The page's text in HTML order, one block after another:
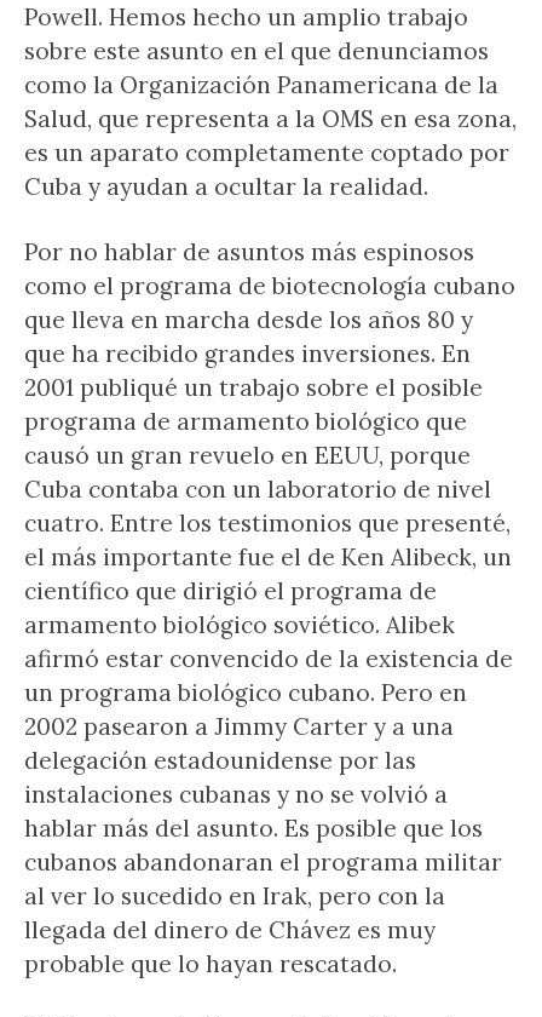
Powell. Hemos hecho un amplio trabajo
sobre este asunto en el que denunciamos
como la Organización Panamericana de la
Salud, que representa a la OMS en esa zona,
es un aparato completamente coptado por
Cuba y ayudan a ocultar la realidad.
Por no hablar de asuntos más espinosos
como el programa de biotecnología cubano
que lleva en marcha desde los años 80 y
que ha recibido grandes inversiones. En
2001 publiqué un trabajo sobre el posible
programa de armamento biológico que
causó un gran revuelo en EEUU, porque
Cuba contaba con un laboratorio de nivel
cuatro. Entre los testimonios que presenté,
el más importante fue el de Ken Alibeck, un
científico que dirigió el programa de
armamento biológico soviético. Alibek
afirmó estar convencido de la existencia de
un programa biológico cubano. Pero en
2002 pasearon a Jimmy Carter y a una
delegación estadounidense por las
instalaciones cubanas y no se volvió a
hablar más del asunto. Es posible que los
cubanos abandonaran el programa militar
al ver lo sucedido en Irak, pero con la
llegada del dinero de Chávez es muy
probable que lo hayan rescatado.